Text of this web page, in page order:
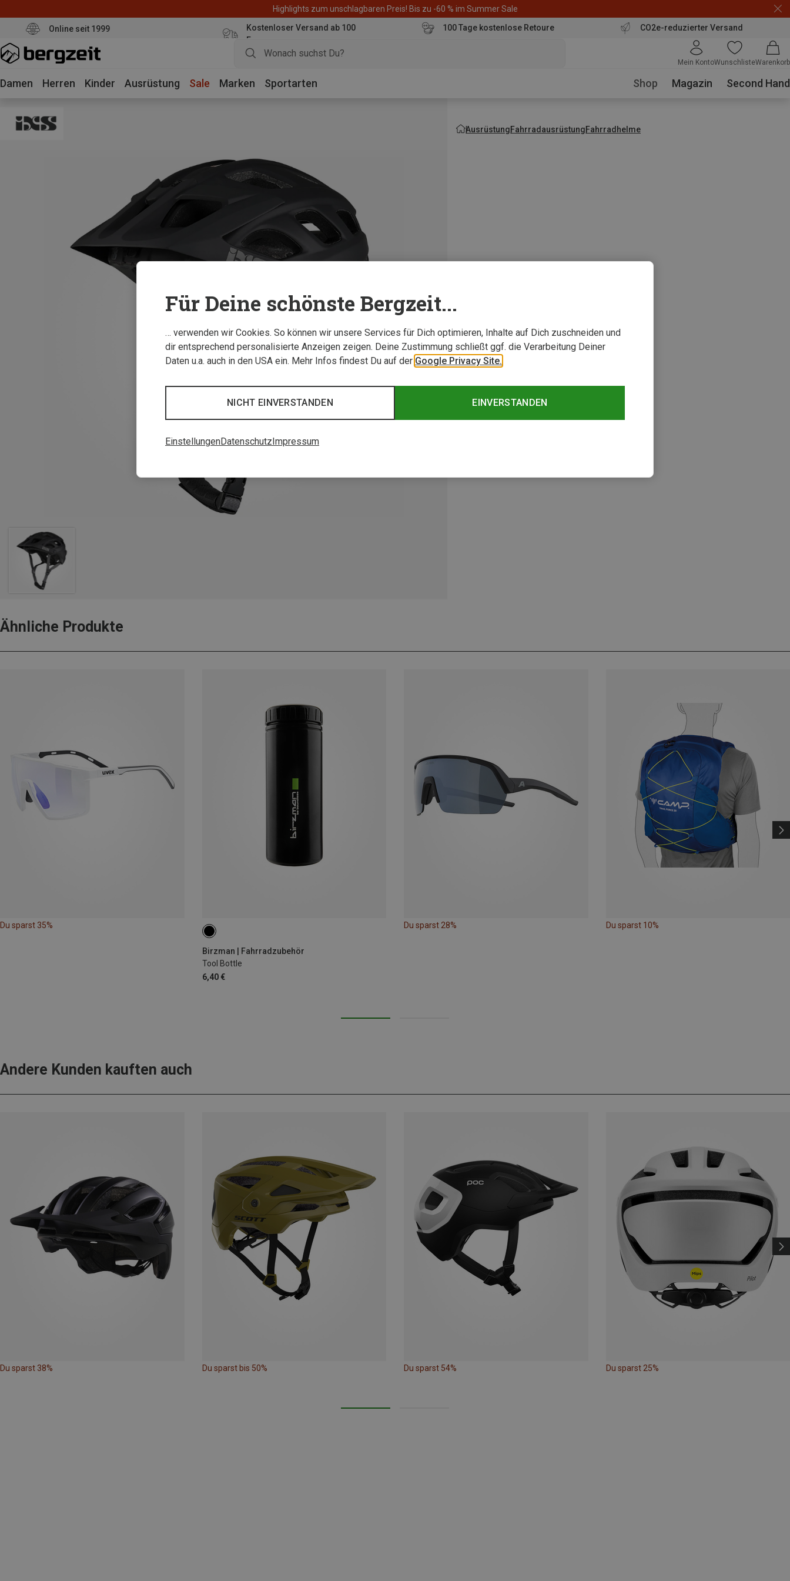
Highlights zum unschlagbaren Preis! Bis zu -60 % im Summer Sale
Online seit 1999
Kostenloser Versand ab 100
Euro
100 Tage kostenlose Retoure CO2e-reduzierter Versand
Mein KontoWunschlisteWarenkorb
Damen Herren Kinder Ausrüstung Sale Marken Sportarten Shop Magazin Second Hand
AusrüstungFahrradausrüstungFahrradhelme
Ähnliche Produkte
Du sparst 35%
Birzman | Fahrradzubehör
Tool Bottle
6,40 €
Du sparst 28% Du sparst 10%
Andere Kunden kauften auch
Du sparst 38% Du sparst bis 50% Du sparst 54% Du sparst 25%
Für Deine schönste Bergzeit...
… verwenden wir Cookies. So können wir unsere Services für Dich optimieren, Inhalte auf Dich zuschneiden und
dir entsprechend personalisierte Anzeigen zeigen. Deine Zustimmung schließt ggf. die Verarbeitung Deiner
Daten u.a. auch in den USA ein. Mehr Infos findest Du auf der Google Privacy Site.
EINVERSTANDEN
NICHT EINVERSTANDEN
EinstellungenDatenschutzImpressum